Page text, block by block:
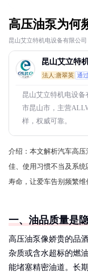
高压油泵为何
昆山艾立特机电设备有限公司
昆山艾立特
法人:唐翠英 通
昆山艾立特机电设备
市昆山市，主营
样，权威可靠。
介绍： 本文解析汽车高
佳、使用习惯不当及系
寿命，让爱车告别频繁维
一、油品质量是
高压油泵像娇贵的品
杂质或含水超标的燃
能堵塞精密油道。长